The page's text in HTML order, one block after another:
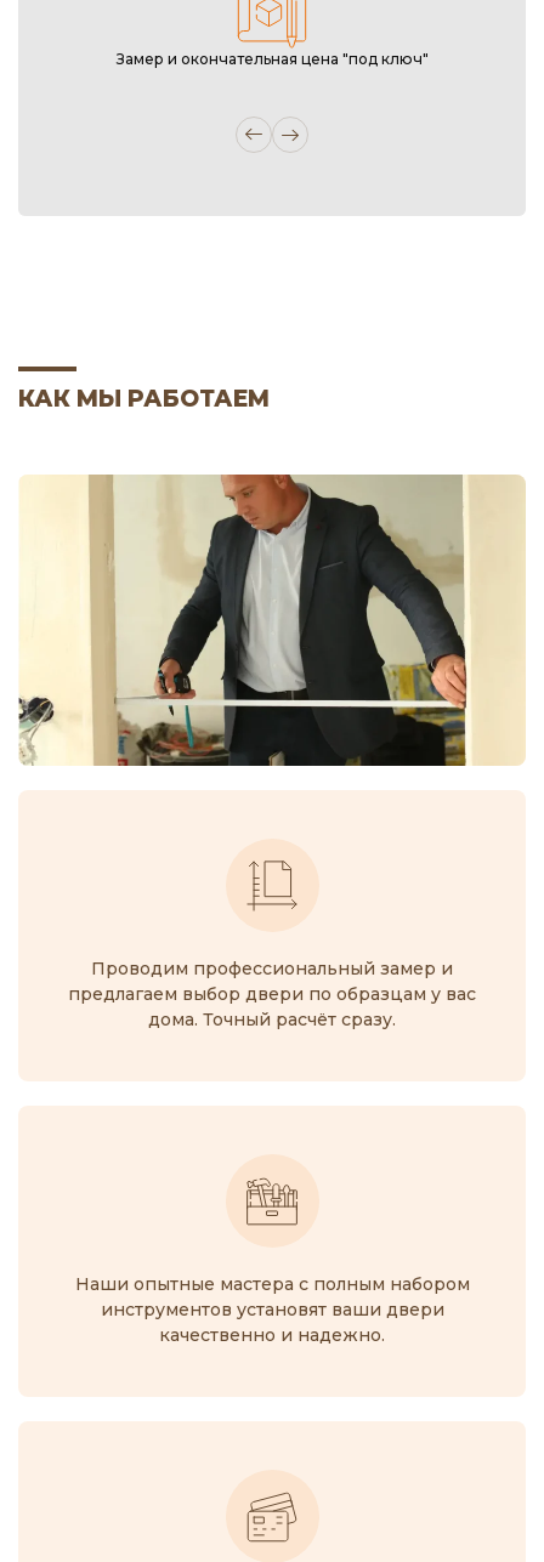
Замер и окончательная цена "под ключ"
КАК МЫ РАБОТАЕМ
Проводим профессиональный замер и
предлагаем выбор двери по образцам у вас
дома. Точный расчёт сразу.
Наши опытные мастера с полным набором
инструментов установят ваши двери
качественно и надежно.